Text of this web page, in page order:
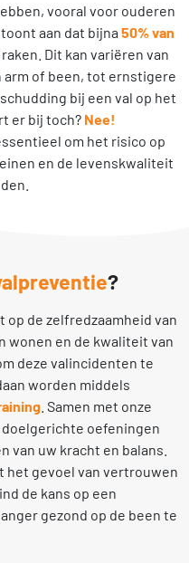
vooral voor ouderen
aan dat bijna 50% van
Dit kan variëren van
arm of been, tot ernstigere
bij een val op het
er bij toch? Nee!
om het risico op
en de levenskwaliteit
?
op de zelfredzaamheid van
wonen en de kwaliteit van
deze valincidenten te
worden middels
. Samen met onze
doelgerichte oefeningen
van uw kracht en balans.
het gevoel van vertrouwen
de kans op een
gezond op de been te